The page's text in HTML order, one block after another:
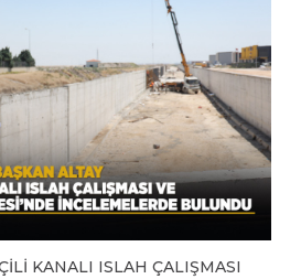
KANALI ISLAH ÇALIŞMASI